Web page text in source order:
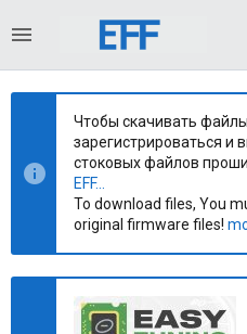
Чтобы скачивать
зарегистрироваться и
стоковых файлов
EFF...
To download files, You
original firmware files!